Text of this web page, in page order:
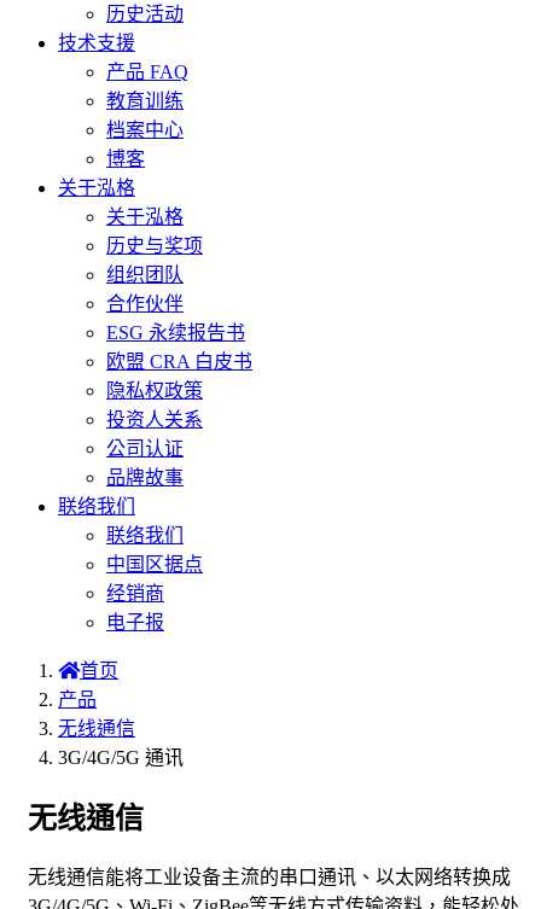
历史活动
技术支援
产品 FAQ
教育训练
档案中心
博客
关于泓格
关于泓格
历史与奖项
组织团队
合作伙伴
ESG 永续报告书
欧盟 CRA 白皮书
隐私权政策
投资人关系
公司认证
品牌故事
联络我们
联络我们
中国区据点
经销商
电子报
首页
产品
无线通信
3G/4G/5G 通讯
无线通信
无线通信能将工业设备主流的串口通讯、以太网络转换成